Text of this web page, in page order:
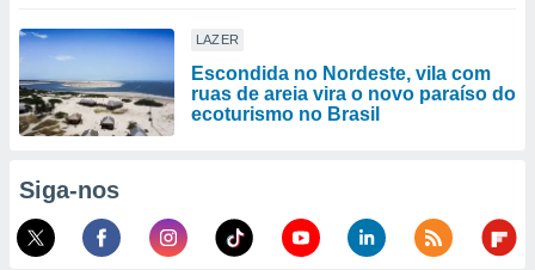
LAZER
Escondida no Nordeste, vila com
ruas de areia vira o novo paraíso do
ecoturismo no Brasil
Siga-nos